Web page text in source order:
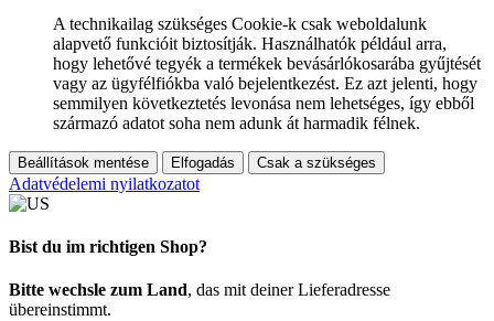
A technikailag szükséges Cookie-k csak weboldalunk
alapvető funkcióit biztosítják. Használhatók például arra,
hogy lehetővé tegyék a termékek bevásárlókosarába gyűjtését
vagy az ügyfélfiókba való bejelentkezést. Ez azt jelenti, hogy
semmilyen következtetés levonása nem lehetséges, így ebből
származó adatot soha nem adunk át harmadik félnek.
Beállítások mentése Elfogadás Csak a szükséges
Adatvédelemi nyilatkozatot
Bist du im richtigen Shop?
Bitte wechsle zum Land, das mit deiner Lieferadresse
übereinstimmt.